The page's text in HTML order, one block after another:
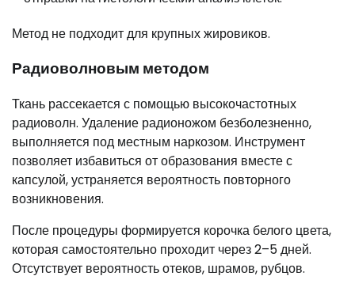
Метод не подходит для крупных жировиков.
Радиоволновым методом
Ткань рассекается с помощью высокочастотных
радиоволн. Удаление радионожом безболезненно,
выполняется под местным наркозом. Инструмент
позволяет избавиться от образования вместе с
капсулой, устраняется вероятность повторного
возникновения.
После процедуры формируется корочка белого цвета,
которая самостоятельно проходит через 2–5 дней.
Отсутствует вероятность отеков, шрамов, рубцов.